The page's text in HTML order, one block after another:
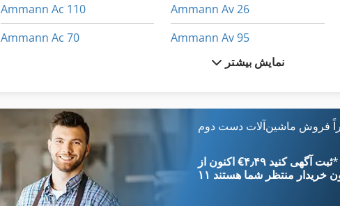
Ammann Ac 110
Ammann Ac 70
Ammann Ar 65
Ammann Av 110 X
Ammann Av 26
Ammann Av 95
Ammann Avh 4020
Ammann Avh 8020
نمایش بیشتر
فروش ماشین‌آلات دست دوم
اکنون از ‎€۴٫۴۹ ثبت آگهی کنید*
خریدار منتظر شما هستند